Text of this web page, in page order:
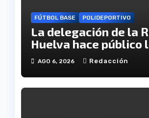
FÚTBOL BASE POLIDEPORTIVO
La delegación de la
Huelva hace público
calendarios de la
juvenil
AGO 6, 2026 Redacción